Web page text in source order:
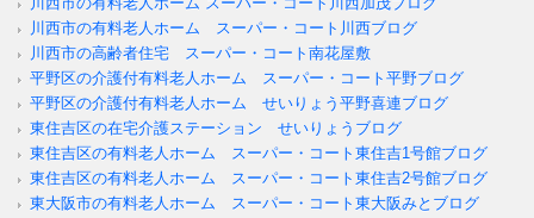
川西市の有料老人ホーム スーパー・コート川西ブログ
川西市の高齢者住宅 スーパー・コート南花屋敷
平野区の介護付有料老人ホーム スーパー・コート平野ブログ
平野区の介護付有料老人ホーム せいりょう平野喜連ブログ
東住吉区の在宅介護ステーション せいりょうブログ
東住吉区の有料老人ホーム スーパー・コート東住吉1号館ブログ
東住吉区の有料老人ホーム スーパー・コート東住吉2号館ブログ
東大阪市の有料老人ホーム スーパー・コート東大阪みとブログ